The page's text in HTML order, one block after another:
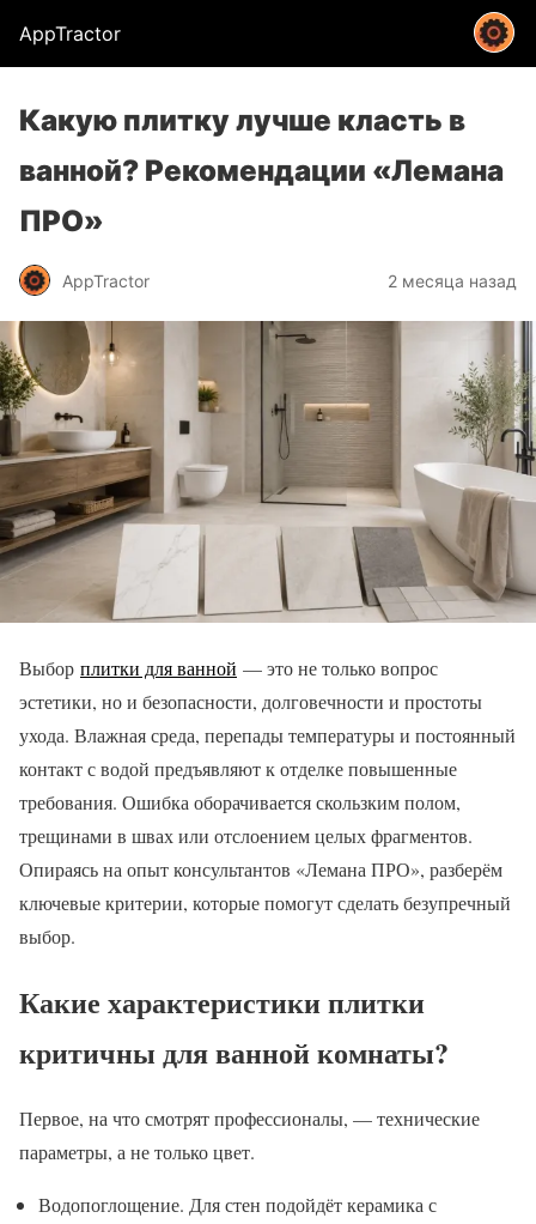
AppTractor
Какую плитку лучше класть в
ванной? Рекомендации «Лемана
ПРО»
AppTractor 2 месяца назад
Выбор плитки для ванной — это не только вопрос
эстетики, но и безопасности, долговечности и простоты
ухода. Влажная среда, перепады температуры и постоянный
контакт с водой предъявляют к отделке повышенные
требования. Ошибка оборачивается скользким полом,
трещинами в швах или отслоением целых фрагментов.
Опираясь на опыт консультантов «Лемана ПРО», разберём
ключевые критерии, которые помогут сделать безупречный
выбор.
Какие характеристики плитки
критичны для ванной комнаты?
Первое, на что смотрят профессионалы, — технические
параметры, а не только цвет.
Водопоглощение. Для стен подойдёт керамика с